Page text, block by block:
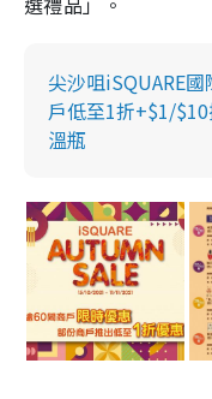
尖沙咀iSQUARE
戶低至1折+$1/
溫瓶